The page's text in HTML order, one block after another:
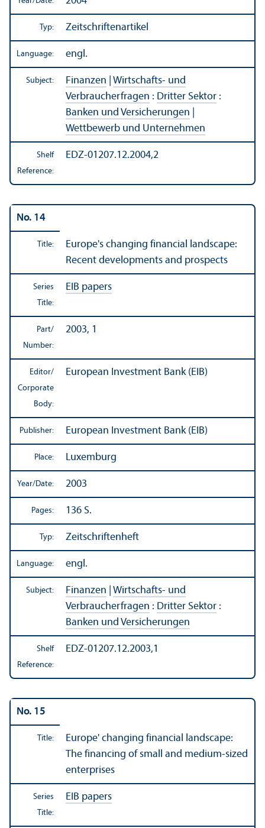
Typ: Zeitschriftenartikel
Language: engl.
Subject: Finanzen
Wirtschafts- und
Verbraucherfragen : Dritter Sektor :
Banken und Versicherungen
Wettbewerb und Unternehmen
Shelf
Reference:
EDZ-01207.12.2004,2
No. 14
Title:
Europe's changing financial landscape:
Recent developments and prospects
Series
Title:
EIB papers
Part/
Number:
2003, 1
Editor/
Corporate
Body:
European Investment Bank (EIB)
Publisher: European Investment Bank (EIB)
Place: Luxemburg
Year/Date: 2003
Pages: 136 S.
Typ: Zeitschriftenheft
Language: engl.
Subject: Finanzen
Wirtschafts- und
Verbraucherfragen : Dritter Sektor :
Banken und Versicherungen
Shelf
Reference:
EDZ-01207.12.2003,1
No. 15
Title:
Europe' changing financial landscape:
The financing of small and medium-sized
enterprises
Series
Title:
EIB papers